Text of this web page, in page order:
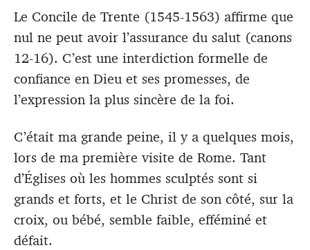
Le Concile de Trente (1545-1563) affirme que
nul ne peut avoir l’assurance du salut (canons
12-16). C’est une interdiction formelle de
confiance en Dieu et ses promesses, de
l’expression la plus sincère de la foi.
C’était ma grande peine, il y a quelques mois,
lors de ma première visite de Rome. Tant
d’Églises où les hommes sculptés sont si
grands et forts, et le Christ de son côté, sur la
croix, ou bébé, semble faible, efféminé et
défait.